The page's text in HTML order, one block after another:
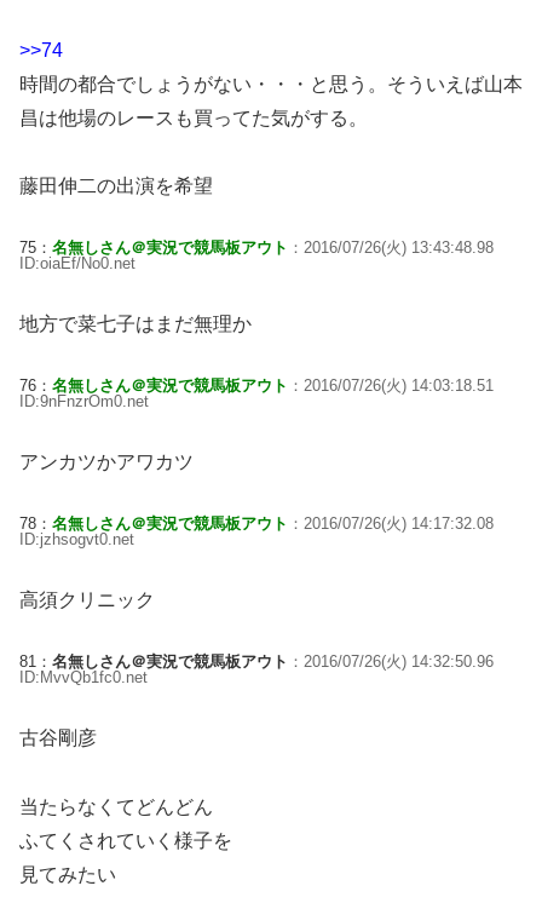
>>74
時間の都合でしょうがない・・・と思う。そういえば山本
昌は他場のレースも買ってた気がする。
藤田伸二の出演を希望
75： 名無しさん＠実況で競馬板アウト ：2016/07/26(火) 13:43:48.98
ID:oiaEf/No0.net
地方で菜七子はまだ無理か
76： 名無しさん＠実況で競馬板アウト ：2016/07/26(火) 14:03:18.51
ID:9nFnzrOm0.net
アンカツかアワカツ
78： 名無しさん＠実況で競馬板アウト ：2016/07/26(火) 14:17:32.08
ID:jzhsogvt0.net
高須クリニック
81： 名無しさん＠実況で競馬板アウト ：2016/07/26(火) 14:32:50.96
ID:MvvQb1fc0.net
古谷剛彦
当たらなくてどんどん
ふてくされていく様子を
見てみたい